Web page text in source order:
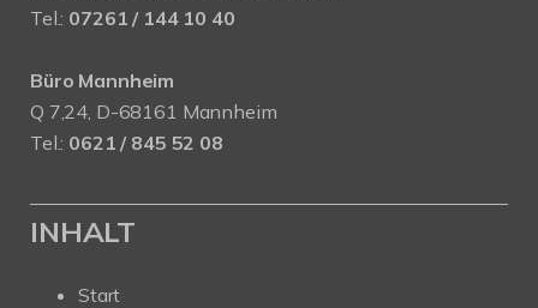
Tel.: 07261 / 144 10 40
Büro Mannheim
Q 7,24, D-68161 Mannheim
Tel.: 0621 / 845 52 08
INHALT
Start